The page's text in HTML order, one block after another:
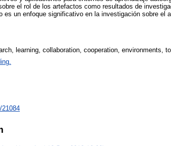
el rol de los artefactos como resultados de
un enfoque significativo en la investigación sobre el
learning, collaboration, cooperation, environments,
21084